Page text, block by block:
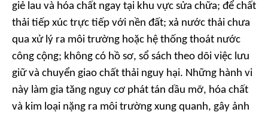
giẻ lau và hóa chất ngay tại khu vực sửa chữa; để chất
thải tiếp xúc trực tiếp với nền đất; xả nước thải chưa
qua xử lý ra môi trường hoặc hệ thống thoát nước
công cộng; không có hồ sơ, sổ sách theo dõi việc lưu
giữ và chuyển giao chất thải nguy hại. Những hành vi
này làm gia tăng nguy cơ phát tán dầu mỡ, hóa chất
và kim loại nặng ra môi trường xung quanh, gây ảnh